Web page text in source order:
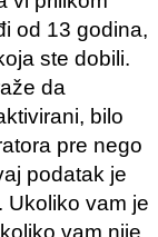
od 13 godina,
ste dobili.
da
bilo
pre nego
podatak je
Ukoliko vam je
vam nije